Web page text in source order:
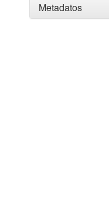
Metadatos